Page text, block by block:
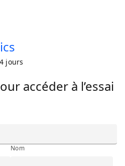
jours
accéder à l’essai
Nom